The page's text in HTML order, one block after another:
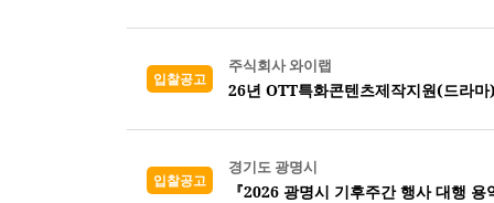
입찰공고
주식회사 와이랩
26년 OTT특화콘텐츠제작지원(드라
입찰공고
경기도 광명시
『2026 광명시 기후주간 행사 대행